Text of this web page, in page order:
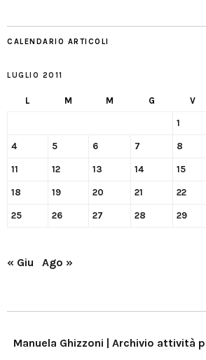
CALENDARIO ARTICOLI
LUGLIO 2011
L M M G V
1
4 5 6 7 8
11 12 13 14 15
18 19 20 21 22
25 26 27 28 29
« Giu Ago »
Manuela Ghizzoni | Archivio attività